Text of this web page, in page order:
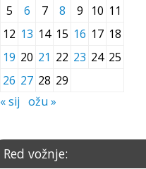
5
6 7 8 9 10 11
12 13 14 15 16 17 18
19 20 21 22 23 24 25
26 27 28 29
« sij ožu »
Red vožnje: